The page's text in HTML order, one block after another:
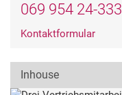
069 954 24-333
Kontaktformular
Inhouse